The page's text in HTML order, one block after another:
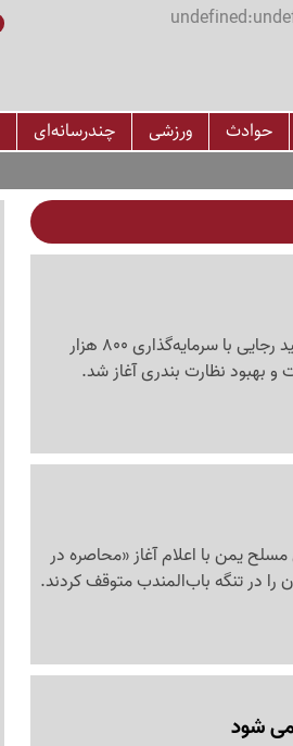
حوادث ورزشی
چندرسانه‌ای
طرح هوشمندسازی یکی از ترمینال‌های کانتینری بندر شهید رجایی با سرمایه‌گذاری 800 هزار
نظارت بندری آغاز شد.
یمن با اعلام آغاز «محاصره در
را در تنگه باب‌المندب متوقف کردند.
می شود